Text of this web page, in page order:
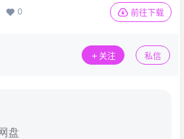
0 前往下载
关注 私信
盘